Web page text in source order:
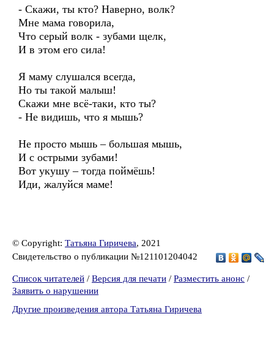
- Скажи, ты кто? Наверно, волк?
Мне мама говорила,
Что серый волк - зубами щелк,
И в этом его сила!
Я маму слушался всегда,
Но ты такой малыш!
Скажи мне всё-таки, кто ты?
- Не видишь, что я мышь?
Не просто мышь – большая мышь,
И с острыми зубами!
Вот укушу – тогда поймёшь!
Иди, жалуйся маме!
© Copyright: Татьяна Гиричева, 2021
Свидетельство о публикации №121101204042
Список читателей / Версия для печати / Разместить анонс /
Заявить о нарушении
Другие произведения автора Татьяна Гиричева